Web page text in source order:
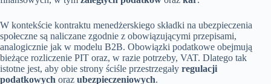
W kontekście kontraktu menedżerskiego składki na ubezpieczenia
społeczne są naliczane zgodnie z obowiązującymi przepisami,
analogicznie jak w modelu B2B. Obowiązki podatkowe obejmują
bieżące rozliczenie PIT oraz, w razie potrzeby, VAT. Dlatego tak
istotne jest, aby obie strony ściśle przestrzegały regulacji
podatkowych oraz ubezpieczeniowych.